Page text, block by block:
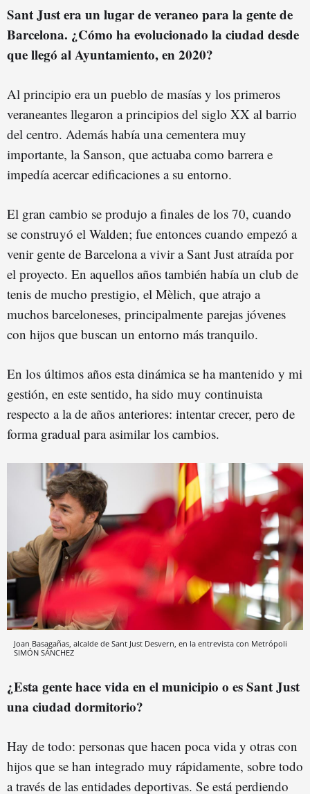
Sant Just era un lugar de veraneo para la gente de
Barcelona. ¿Cómo ha evolucionado la ciudad desde
que llegó al Ayuntamiento, en 2020?
Al principio era un pueblo de masías y los primeros
veraneantes llegaron a principios del siglo XX al barrio
del centro. Además había una cementera muy
importante, la Sanson, que actuaba como barrera e
impedía acercar edificaciones a su entorno.
El gran cambio se produjo a finales de los 70, cuando
se construyó el Walden; fue entonces cuando empezó a
venir gente de Barcelona a vivir a Sant Just atraída por
el proyecto. En aquellos años también había un club de
tenis de mucho prestigio, el Mèlich, que atrajo a
muchos barceloneses, principalmente parejas jóvenes
con hijos que buscan un entorno más tranquilo.
En los últimos años esta dinámica se ha mantenido y mi
gestión, en este sentido, ha sido muy continuista
respecto a la de años anteriores: intentar crecer, pero de
forma gradual para asimilar los cambios.
Joan Basagañas, alcalde de Sant Just Desvern, en la entrevista con Metrópoli
SIMÓN SÁNCHEZ
¿Esta gente hace vida en el municipio o es Sant Just
una ciudad dormitorio?
Hay de todo: personas que hacen poca vida y otras con
hijos que se han integrado muy rápidamente, sobre todo
a través de las entidades deportivas. Se está perdiendo